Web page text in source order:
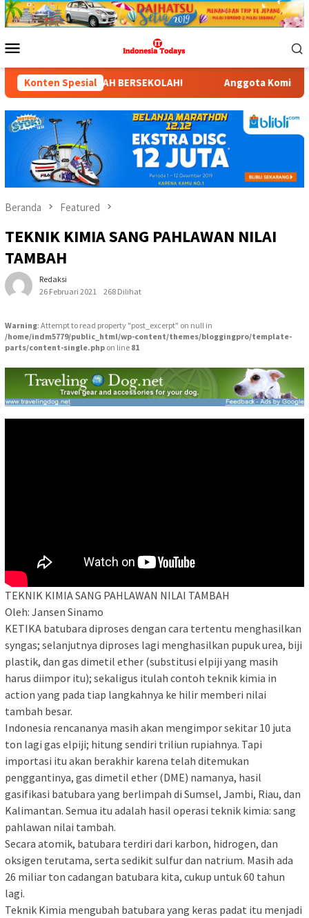
Loncat
ke
Mobile
Konten Spesial
BERSEKOLAH! Anggota Komisi X DPR RI Dr. Hj.
Beranda Featured
TEKNIK KIMIA SANG PAHLAWAN NILAI
TAMBAH
Redaksi
26 Februari 2021
268 Dilihat
Warning: Attempt to read property "post_excerpt" on null in
/home/indm5779/public_html/wp-content/themes/bloggingpro/template-
parts/content-single.php on line 81
TEKNIK KIMIA SANG PAHLAWAN NILAI TAMBAH
Oleh: Jansen Sinamo
KETIKA batubara diproses dengan cara tertentu menghasilkan
syngas; selanjutnya diproses lagi menghasilkan pupuk urea, biji
plastik, dan gas dimetil ether (substitusi elpiji yang masih
harus diimpor itu); sekaligus itulah contoh teknik kimia in
action yang pada tiap langkahnya ke hilir memberi nilai
tambah besar.
Indonesia rencananya masih akan mengimpor sekitar 10 juta
ton lagi gas elpiji; hitung sendiri triliun rupiahnya. Tapi
importasi itu akan berakhir karena telah ditemukan
penggantinya, gas dimetil ether (DME) namanya, hasil
gasifikasi batubara yang berlimpah di Sumsel, Jambi, Riau, dan
Kalimantan. Semua itu adalah hasil operasi teknik kimia: sang
pahlawan nilai tambah.
Secara atomik, batubara terdiri dari karbon, hidrogen, dan
oksigen terutama, serta sedikit sulfur dan natrium. Masih ada
26 miliar ton cadangan batubara kita, cukup untuk 60 tahun
lagi.
Teknik Kimia mengubah batubara yang keras padat itu menjadi